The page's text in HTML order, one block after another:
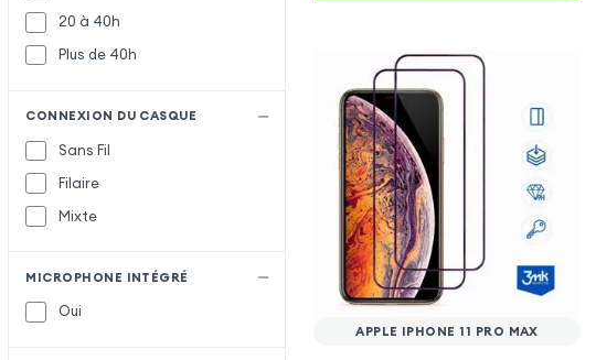
20 à 40h
Plus de 40h
CONNEXION DU CASQUE
Sans Fil
Filaire
Mixte
MICROPHONE INTÉGRÉ
Oui
APPLE IPHONE 11 PRO MAX